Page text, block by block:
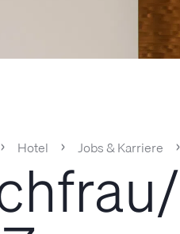
Hotel Jobs & Karriere